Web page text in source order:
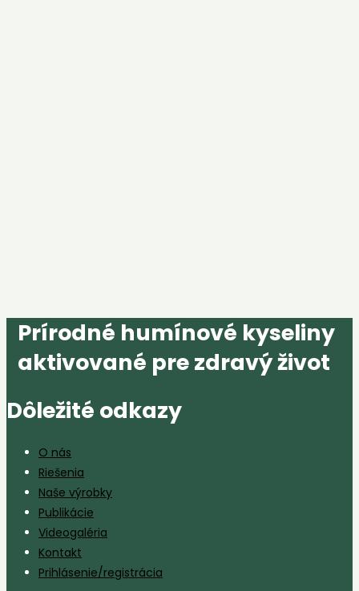
Prírodné humínové kyseliny
aktivované pre zdravý život
Dôležité odkazy
O nás
Riešenia
Naše výrobky
Publikácie
Videogaléria
Kontakt
Prihlásenie/registrácia